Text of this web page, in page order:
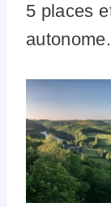
5 places
autonome.